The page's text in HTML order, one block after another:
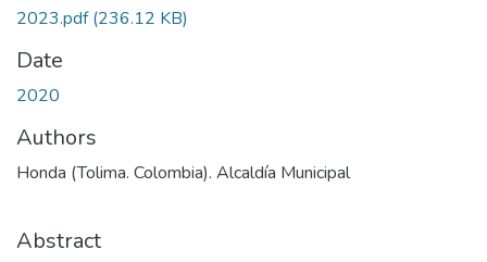
2023.pdf(236.12 KB)
Date
2020
Authors
Honda (Tolima. Colombia). Alcaldía Municipal
Abstract